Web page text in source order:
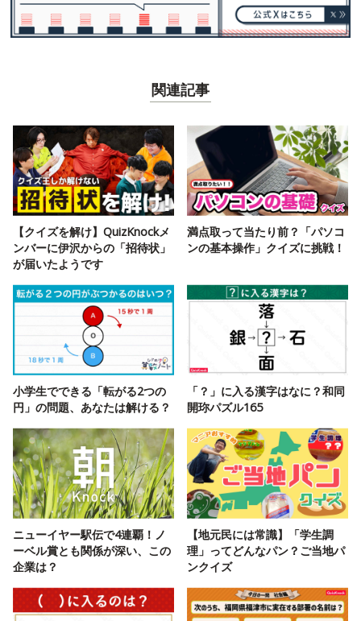
関連記事
【クイズを解け】QuizKnockメ
ンバーに伊沢からの「招待状」
が届いたようです
満点取って当たり前？「パソコ
ンの基本操作」クイズに挑戦！
小学生でできる「転がる2つの
円」の問題、あなたは解ける？
「？」に入る漢字はなに？和同
開珎パズル165
ニューイヤー駅伝で4連覇！ノ
ーベル賞とも関係が深い、この
企業は？
【地元民には常識】「学生調
理」ってどんなパン？ご当地パ
ンクイズ